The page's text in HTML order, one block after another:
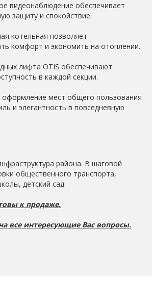
видеонаблюдение обеспечивает
защиту и спокойствие.
котельная позволяет
комфорт и экономить на отоплении.
лифта ОТIS обеспечивают
в каждой секции.
оформление мест общего пользования
и элегантность в повседневную
района. В шаговой
общественного транспорта,
детский сад.
к продаже.
все интересующие Вас вопросы.